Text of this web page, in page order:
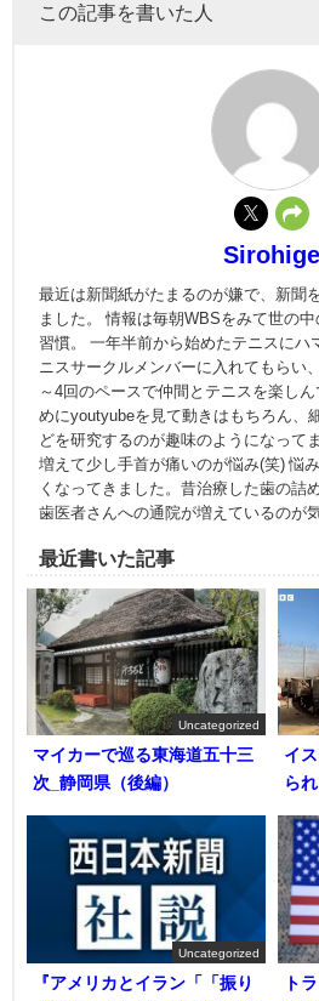
この記事を書いた人
Sirohige
最近は新聞紙がたまるのが嫌で、新聞
ました。 情報は毎朝WBSをみて世の
習慣。 一年半前から始めたテニスにハ
ニスサークルメンバーに入れてもらい
～4回のペースで仲間とテニスを楽し
めにyoutyubeを見て動きはもちろん、
どを研究するのが趣味のようになって
増えて少し手首が痛いのが悩み(笑) 悩
くなってきました。昔治療した歯の詰
歯医者さんへの通院が増えているのが
最近書いた記事
Uncategorized
マイカーで巡る東海道五十三
次_静岡県（後編）
イ
ら
Uncategorized
『アメリカとイラン「「振り
ト